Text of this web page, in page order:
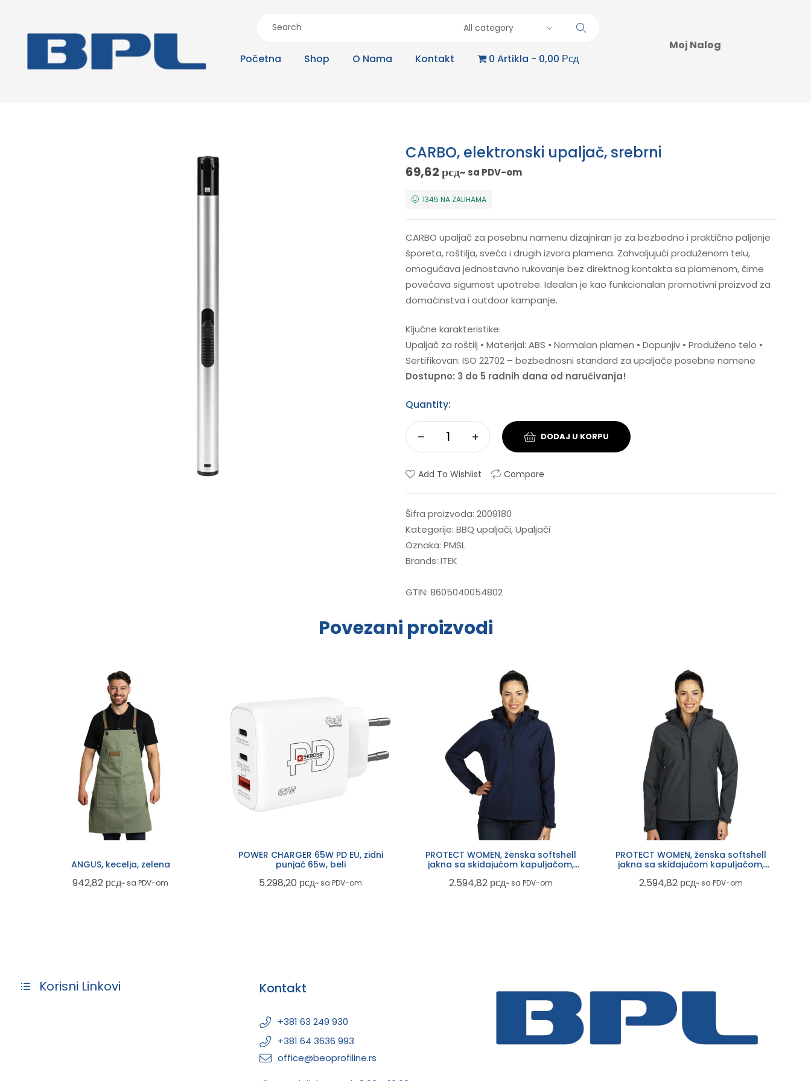
All category
Početna Shop O Nama Kontakt 0 Artikla 0,00 Рсд
Moj Nalog
CARBO, elektronski upaljač, srebrni
69,62рсд~ sa PDV-om
1345 NA ZALIHAMA
CARBO upaljač za posebnu namenu dizajniran je za bezbedno i praktično paljenje
šporeta, roštilja, sveća i drugih izvora plamena. Zahvaljujući produženom telu,
omogućava jednostavno rukovanje bez direktnog kontakta sa plamenom, čime
povećava sigurnost upotrebe. Idealan je kao funkcionalan promotivni proizvod za
domaćinstva i outdoor kampanje.
Ključne karakteristike:
Upaljač za roštilj • Materijal: ABS • Normalan plamen • Dopunjiv • Produženo telo •
Sertifikovan: ISO 22702 – bezbednosni standard za upaljače posebne namene
Dostupno: 3 do 5 radnih dana od naručivanja!
Quantity:
DODAJ U KORPU
Add To Wishlist Compare
Šifra proizvoda: 2009180
Kategorije: BBQ upaljači,Upaljači
Oznaka: PMSL
Brands: ITEK
GTIN: 8605040054802
Povezani proizvodi
ANGUS, kecelja, zelena
942,82 рсд~ sa PDV-om
POWER CHARGER 65W PD EU, zidni
punjač 65w, beli
5.298,20 рсд~ sa PDV-om
PROTECT WOMEN, ženska softshell
jakna sa skidajućom kapuljačom,
2.594,82 рсд~ sa PDV-om
PROTECT WOMEN, ženska softshell
jakna sa skidajućom kapuljačom,
2.594,82 рсд~ sa PDV-om
Korisni Linkovi Kontakt
+381 63 249 930
+381 64 3636 993
office@beoprofiline.rs